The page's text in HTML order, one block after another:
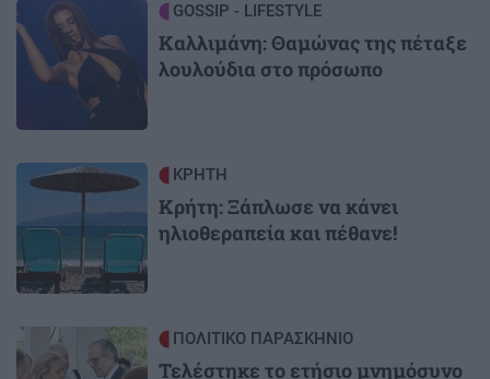
Image GOSSIP - LIFESTYLE
Καλλιμάνη: Θαμώνας της πέταξε
λουλούδια στο πρόσωπο
Image ΚΡΗΤΗ
Κρήτη: Ξάπλωσε να κάνει
ηλιοθεραπεία και πέθανε!
Image ΠΟΛΙΤΙΚΟ ΠΑΡΑΣΚΗΝΙΟ
Τελέστηκε το ετήσιο μνημόσυνο